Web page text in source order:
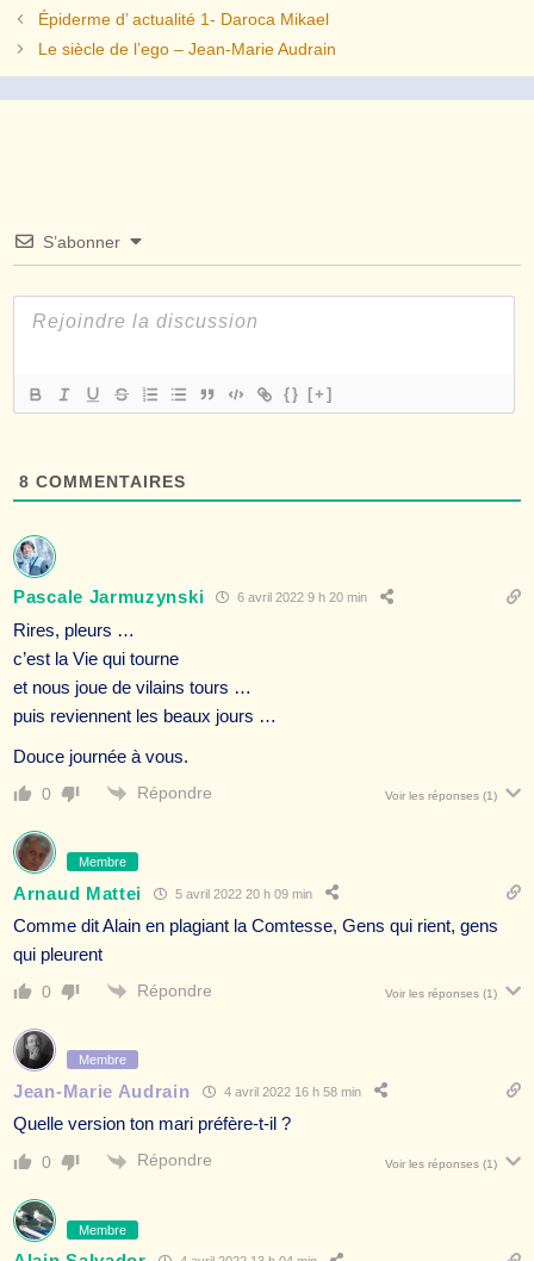
Épiderme d’ actualité 1- Daroca Mikael
Le siècle de l’ego – Jean-Marie Audrain
S’abonner
{} [+]
8 COMMENTAIRES
Pascale Jarmuzynski 6 avril 2022 9 h 20 min
Rires, pleurs …
c’est la Vie qui tourne
et nous joue de vilains tours …
puis reviennent les beaux jours …
Douce journée à vous.
0 Répondre Voir les réponses (1)
Membre
Arnaud Mattei 5 avril 2022 20 h 09 min
Comme dit Alain en plagiant la Comtesse, Gens qui rient, gens
qui pleurent
0 Répondre Voir les réponses (1)
Membre
Jean-Marie Audrain 4 avril 2022 16 h 58 min
Quelle version ton mari préfère-t-il ?
0 Répondre Voir les réponses (1)
Membre